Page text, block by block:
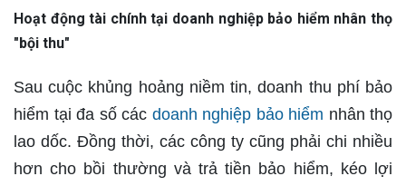
Hoạt động tài chính tại doanh nghiệp bảo hiểm nhân thọ
"bội thu"
Sau cuộc khủng hoảng niềm tin, doanh thu phí bảo
hiểm tại đa số các doanh nghiệp bảo hiểm nhân thọ
lao dốc. Đồng thời, các công ty cũng phải chi nhiều
hơn cho bồi thường và trả tiền bảo hiểm, kéo lợi